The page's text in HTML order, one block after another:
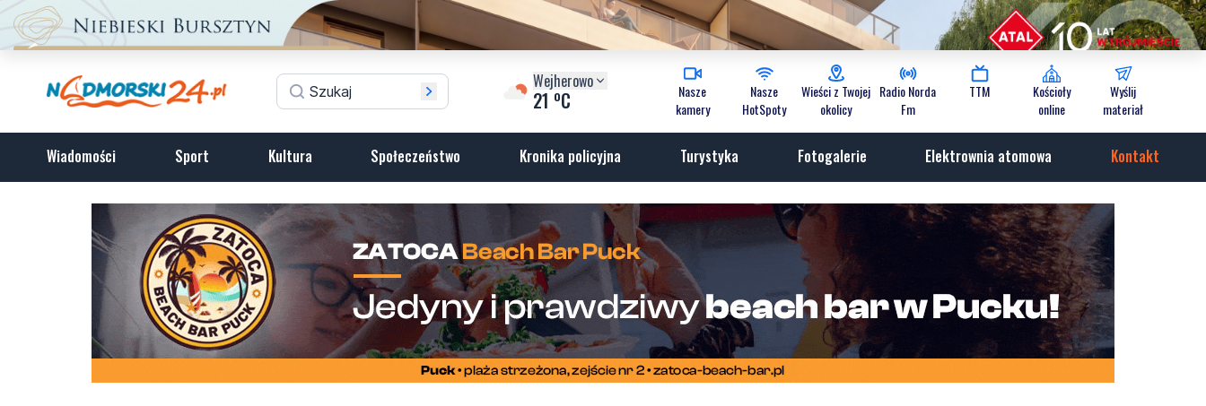
Wejherowo
21 oC
Nasze
kamery
Nasze
HotSpoty
Wieści z Twojej
okolicy
Radio Norda
Fm
TTM
Kościoły
online
Wyślij
materiał
Wiadomości Sport Kultura Społeczeństwo Kronika policyjna Turystyka Fotogalerie Elektrownia atomowa Kontakt